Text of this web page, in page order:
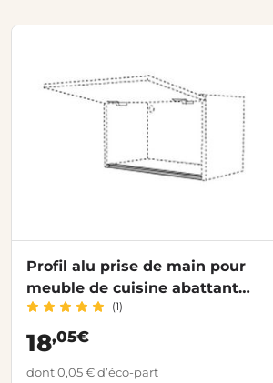
Profil alu prise de main pour
meuble de cuisine abattant
ZEN
(1)
18,05€
dont 0,05 € d’éco-part